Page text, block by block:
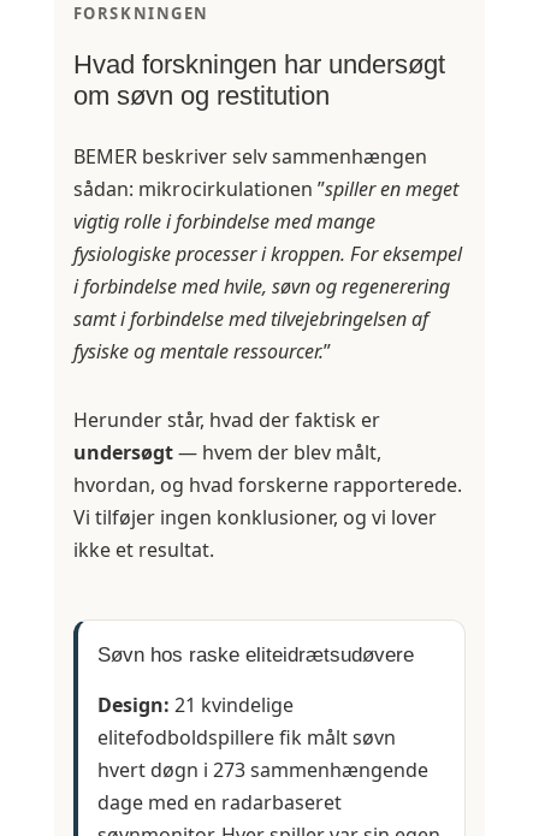
FORSKNINGEN
Hvad forskningen har undersøgt
om søvn og restitution
BEMER beskriver selv sammenhængen
sådan: mikrocirkulationen ”spiller en meget
vigtig rolle i forbindelse med mange
fysiologiske processer i kroppen. For eksempel
i forbindelse med hvile, søvn og regenerering
samt i forbindelse med tilvejebringelsen af
fysiske og mentale ressourcer.”
Herunder står, hvad der faktisk er
undersøgt— hvem der blev målt,
hvordan, og hvad forskerne rapporterede.
Vi tilføjer ingen konklusioner, og vi lover
ikke et resultat.
Søvn hos raske eliteidrætsudøvere
Design: 21 kvindelige
elitefodboldspillere fik målt søvn
hvert døgn i 273 sammenhængende
dage med en radarbaseret